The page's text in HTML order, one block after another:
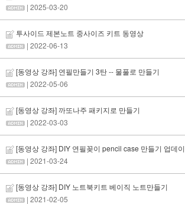
| 2025-03-20
투사이드 제본노트 중사이즈 키트 동영상
| 2022-06-13
[동영상 강좌] 연필만들기 3탄 -- 물풀로 만들기
| 2022-05-06
[동영상 강좌] 까또나주 패키지로 만들기
| 2022-03-03
[동영상 강좌] DIY 연필꽂이 pencil case 만들기 업데
| 2021-03-24
[동영상 강좌] DIY 노트북키트 베이직 노트만들기
| 2021-02-05